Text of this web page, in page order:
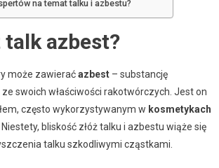
na temat talku i azbestu?
talk azbest?
może zawieraćazbest– substancję
swoich właściwości rakotwórczych. Jest on
często wykorzystywanym w kosmetykach
Niestety, bliskość złóż talku i azbestu wiąże się
talku szkodliwymi cząstkami.